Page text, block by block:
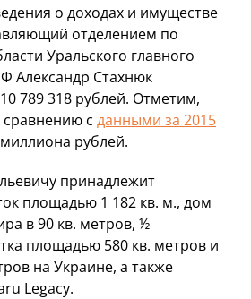
о доходах и имуществе
отделением по
Уральского главного
Александр Стахнюк
789 318 рублей. Отметим,
сравнению с данными за 2015
рублей.
принадлежит
площадью 1 182 кв. м., дом
в 90 кв. метров, ½
площадью 580 кв. метров и
на Украине, а также
Legacy.